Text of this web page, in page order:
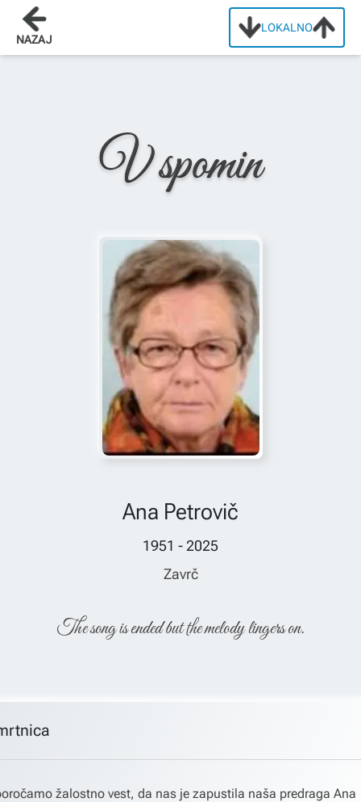
LOKALNO
NAZAJ
Domov
V spomin
Ana Petrovič
1951 - 2025
Zavrč
The song is ended but the melody lingers on.
žalostno vest, da nas je zapustila naša predraga Ana